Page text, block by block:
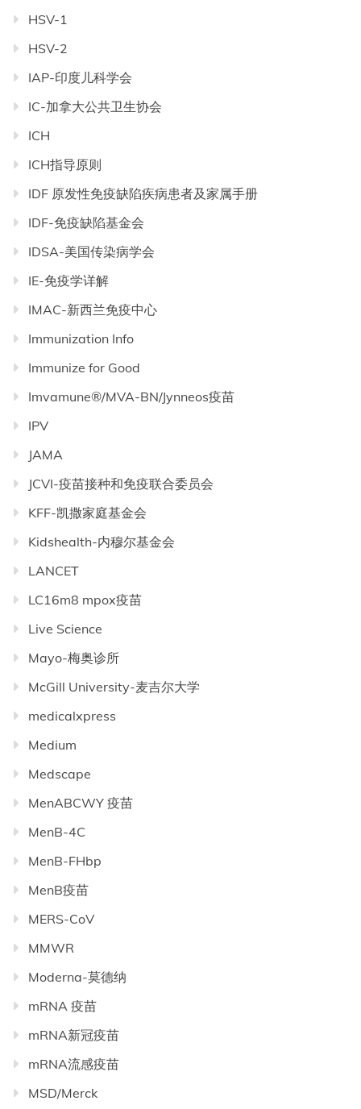
HSV-1
HSV-2
IAP-印度儿科学会
IC-加拿大公共卫生协会
ICH
ICH指导原则
IDF 原发性免疫缺陷疾病患者及家属手册
IDF-免疫缺陷基金会
IDSA-美国传染病学会
IE-免疫学详解
IMAC-新西兰免疫中心
Immunization Info
Immunize for Good
Imvamune®/MVA-BN/Jynneos疫苗
IPV
JAMA
JCVI-疫苗接种和免疫联合委员会
KFF-凯撒家庭基金会
Kidshealth-内穆尔基金会
LANCET
LC16m8 mpox疫苗
Live Science
Mayo-梅奥诊所
McGill University-麦吉尔大学
medicalxpress
Medium
Medscape
MenABCWY 疫苗
MenB-4C
MenB-FHbp
MenB疫苗
MERS-CoV
MMWR
Moderna-莫德纳
mRNA 疫苗
mRNA新冠疫苗
mRNA流感疫苗
MSD/Merck